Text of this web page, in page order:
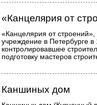
«Канцелярия от
«Канцелярия от строений»,
учреждение в Петербурге
контролировавшее
подготовку мастеров
Каншиных дом